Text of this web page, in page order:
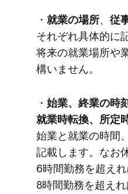
・ 就業の​場所、 従
それぞれ具体的に​
将来の​就業場所や​
構いません。
・ 始業、​終業の​時
就業時転換、​所定
始業と​就業の​時間
記載します。​な​お
6時間勤務を​超えれ
8時間勤務を​超え